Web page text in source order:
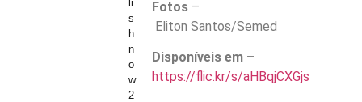
li
s
h
n
o
w
2
Fotos–
Eliton Santos/Semed
Disponíveis em –
https://flic.kr/s/aHBqjCXGjs